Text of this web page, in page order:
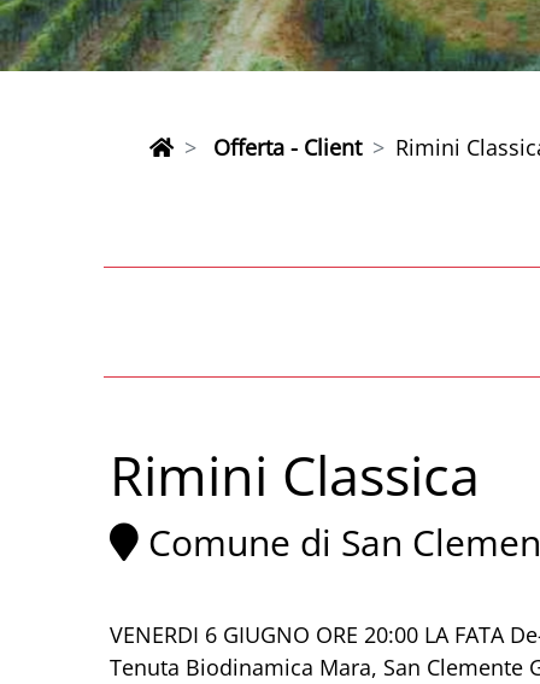
Offerta - Client Rimini
Rimini Classica
Comune di San
VENERDI 6 GIUGNO ORE 20:00 LA FATA
Tenuta Biodinamica Mara, San Clemente